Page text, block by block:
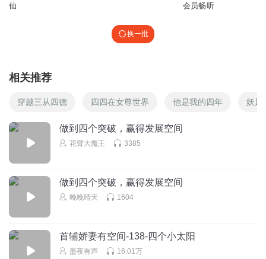
不是袁铭已经掌握了这整个宫殿了吗？为什么还会被药园的
多贵人助
2025-08-21
仙
会员畅听
换一批
相关推荐
穿越三从四德 四四在女尊世界 他是我的四年 妖风
做到四个突破，赢得发展空间
花臂大魔王 3385
做到四个突破，赢得发展空间
晚晚晴天 1604
首辅娇妻有空间-138-四个小太阳
墨夜有声 16.01万